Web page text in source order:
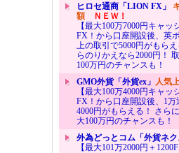
ヒロセ通商「LION FX」
額ＮＥＷ！
【最大100万7000円キャッ
FX！から口座開設後、英
上の取引で5000円がもら
らのりかえなら2000円！
100万円のチャンスも！
GMO外貨「外貨ex」 人気
【最大100万4000円キャッ
FX！から口座開設後、1
4000円がもらえる！ さら
大100万円のチャンスも！
外為どっとコム「外貨ネク
【最大101万2000円＋